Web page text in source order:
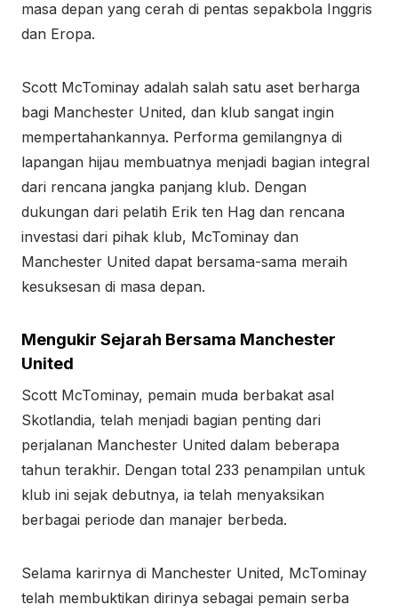
masa depan yang cerah di pentas sepakbola Inggris
dan Eropa.
Scott McTominay adalah salah satu aset berharga
bagi Manchester United, dan klub sangat ingin
mempertahankannya. Performa gemilangnya di
lapangan hijau membuatnya menjadi bagian integral
dari rencana jangka panjang klub. Dengan
dukungan dari pelatih Erik ten Hag dan rencana
investasi dari pihak klub, McTominay dan
Manchester United dapat bersama-sama meraih
kesuksesan di masa depan.
Mengukir Sejarah Bersama Manchester
United
Scott McTominay, pemain muda berbakat asal
Skotlandia, telah menjadi bagian penting dari
perjalanan Manchester United dalam beberapa
tahun terakhir. Dengan total 233 penampilan untuk
klub ini sejak debutnya, ia telah menyaksikan
berbagai periode dan manajer berbeda.
Selama karirnya di Manchester United, McTominay
telah membuktikan dirinya sebagai pemain serba